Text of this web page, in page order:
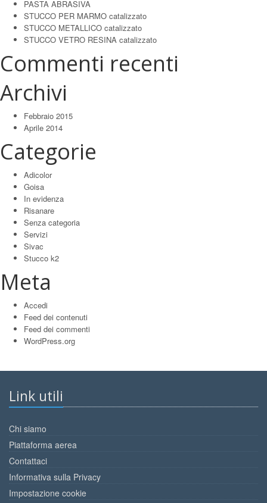
PASTA ABRASIVA
STUCCO PER MARMO catalizzato
STUCCO METALLICO catalizzato
STUCCO VETRO RESINA catalizzato
Commenti recenti
Archivi
Febbraio 2015
Aprile 2014
Categorie
Adicolor
Goisa
In evidenza
Risanare
Senza categoria
Servizi
Sivac
Stucco k2
Meta
Accedi
Feed dei contenuti
Feed dei commenti
WordPress.org
Link utili
Chi siamo
Piattaforma aerea
Contattaci
Informativa sulla Privacy
Impostazione cookie